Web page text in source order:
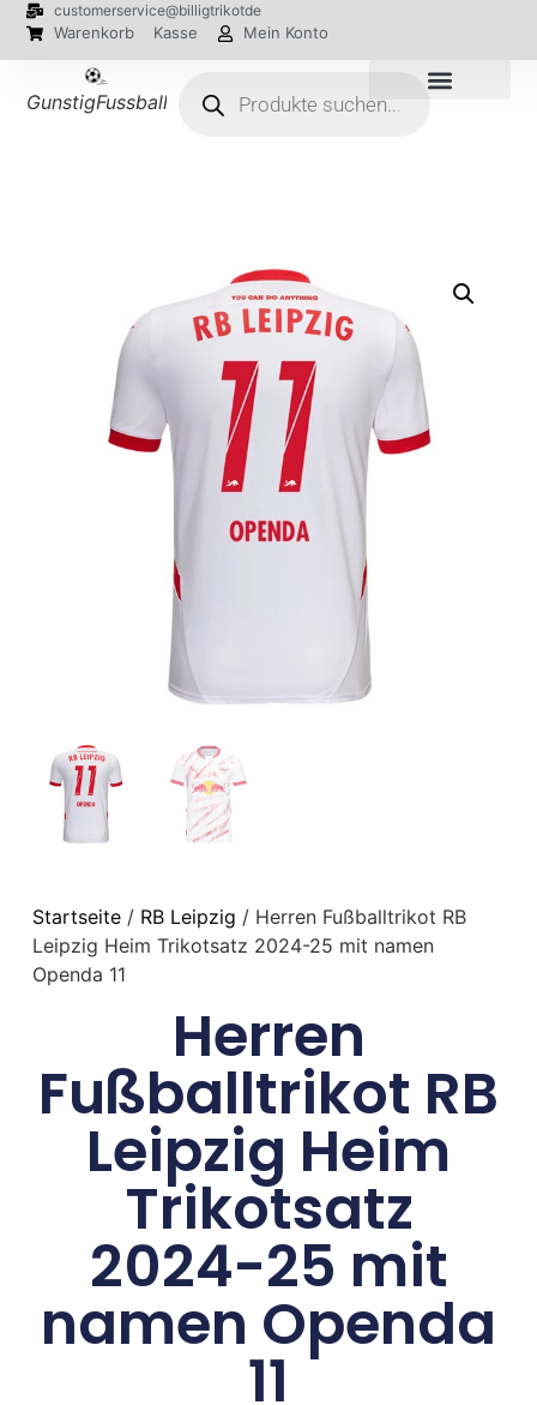
customerservice@billigtrikotde
Warenkorb Kasse Mein Konto
GunstigFussballTrikot
Startseite/ RB Leipzig / Herren Fußballtrikot RB
Leipzig Heim Trikotsatz 2024-25 mit namen
Openda 11
Herren
Fußballtrikot RB
Leipzig Heim
Trikotsatz
2024-25 mit
namen Openda
11